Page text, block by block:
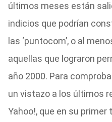
últimos meses están
indicios que podrían
las ‘puntocom’, o al
aquellas que lograron
año 2000. Para
un vistazo a los últimos
Yahoo!, que en su